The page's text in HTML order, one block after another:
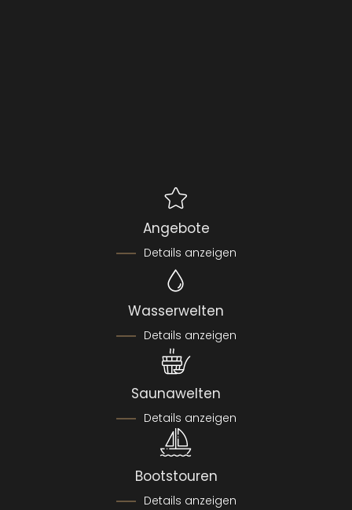
Angebote
Details anzeigen
Wasserwelten
Details anzeigen
Saunawelten
Details anzeigen
Bootstouren
Details anzeigen